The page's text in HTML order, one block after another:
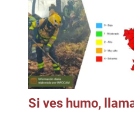
Si ves humo,